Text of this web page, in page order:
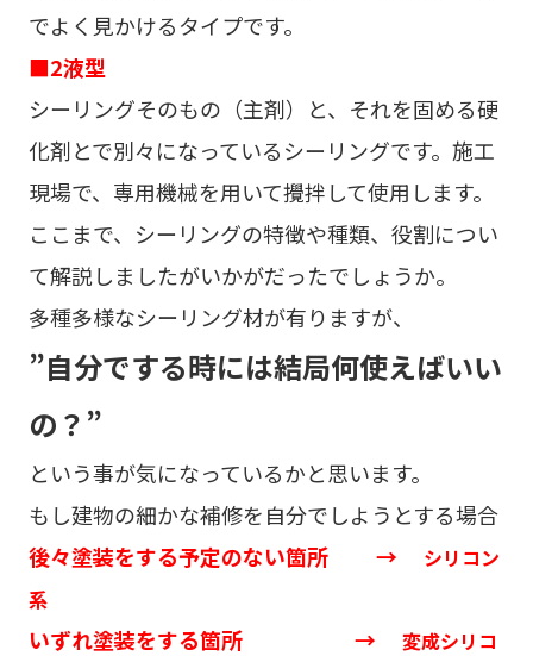
でよく見かけるタイプです。
■2液型
シーリングそのもの（主剤）と、それを固める硬
化剤とで別々になっているシーリングです。施工
現場で、専用機械を用いて攪拌して使用します。
ここまで、シーリングの特徴や種類、役割につい
て解説しましたがいかがだったでしょうか。
多種多様なシーリング材が有りますが、
”自分でする時には結局何使えばいい
の？”
という事が気になっているかと思います。
もし建物の細かな補修を自分でしようとする場合
後々塗装をする予定のない箇所 → シリコン
系
いずれ塗装をする箇所 → 変成シリコ